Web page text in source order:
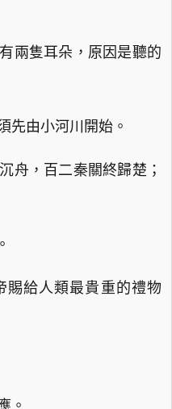
兩隻耳朵，原因是聽的
先由小河川開始。
舟，百二秦關終歸楚；
賜給人類最貴重的禮物
。